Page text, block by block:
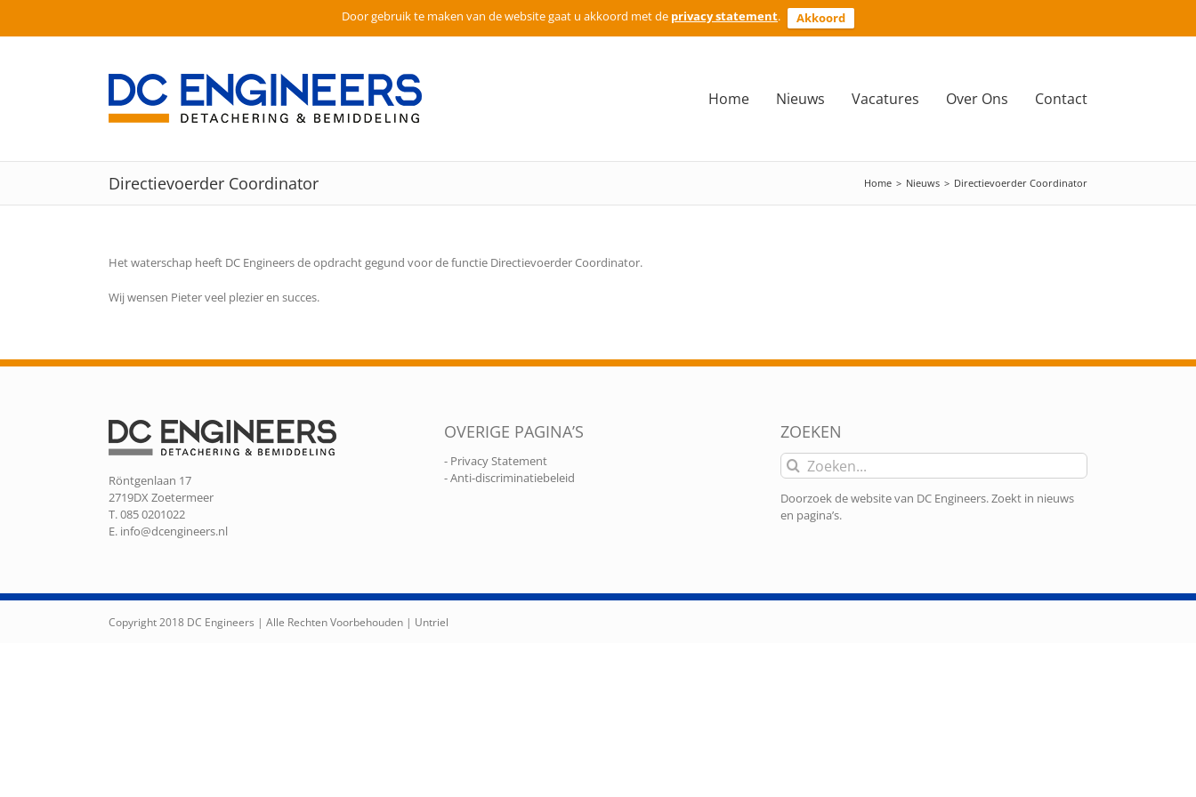
Door gebruik te maken van de website gaat u akkoord met de privacy statement.
Akkoord
Ga
Home Nieuws Vacatures Over Ons Contact
Directievoerder Coordinator Home > Nieuws > Directievoerder Coordinator
Het waterschap heeft DC Engineers de opdracht gegund voor de functie Directievoerder Coordinator.
Wij wensen Pieter veel plezier en succes.
Röntgenlaan 17
2719DX Zoetermeer
T. 085 0201022
E. info@dcengineers.nl
OVERIGE PAGINA’S
- Privacy Statement
- Anti-discriminatiebeleid
ZOEKEN
Zoeken
naar:
Doorzoek de website van DC Engineers. Zoekt in nieuws
en pagina’s.
Copyright 2018 DC Engineers | Alle Rechten Voorbehouden | Untriel